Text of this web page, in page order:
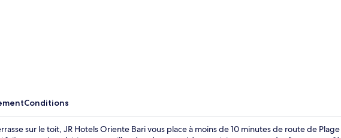
Conditions
sur le toit, JR Hotels Oriente Bari vous place à moins de 10 minutes de route de Plage